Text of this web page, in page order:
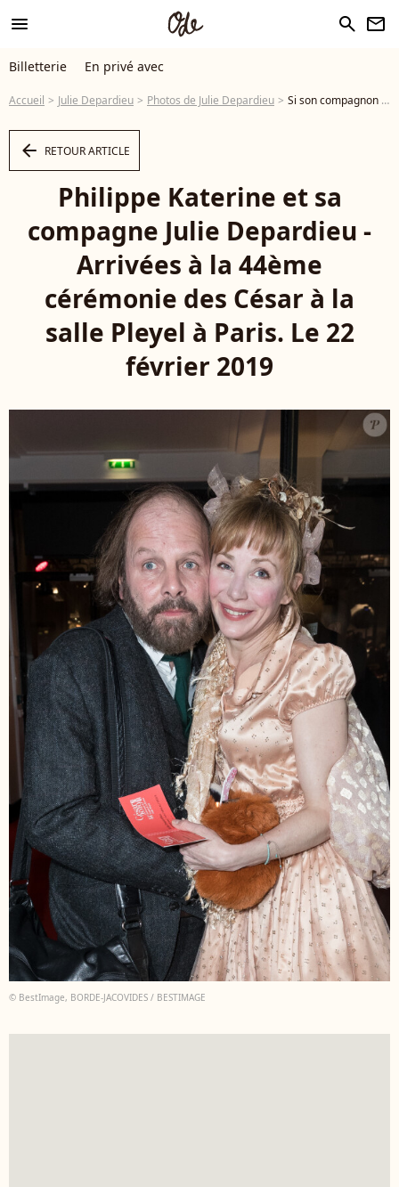
menu search newsletter
Billetterie En privé avec
Accueil Julie Depardieu Photos de Julie Depardieu Si son compagnon Philippe Katerine a récemment sorti son dernier album "Zouzou", Julie Depardieu est la star de la série "Alexandra Ehle" Philippe Katerine et sa compagne Julie Depardieu - Arrivées à la 44ème cérémonie des César à la salle Pleyel à Paris. Le 22 février 2019 © Borde-Jacovides / Bestimage - Photo
arrow_left RETOUR ARTICLE
Philippe Katerine et sa
compagne Julie Depardieu -
Arrivées à la 44ème
cérémonie des César à la
salle Pleyel à Paris. Le 22
février 2019
© BestImage, BORDE-JACOVIDES / BESTIMAGE